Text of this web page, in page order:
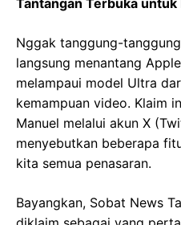
Tantangan Terbuka untuk
Nggak tanggung-
langsung menantang
melampaui model Ultra
kemampuan video. Klaim
Manuel melalui akun X
menyebutkan beberapa
kita semua penasaran.
Bayangkan, Sobat News